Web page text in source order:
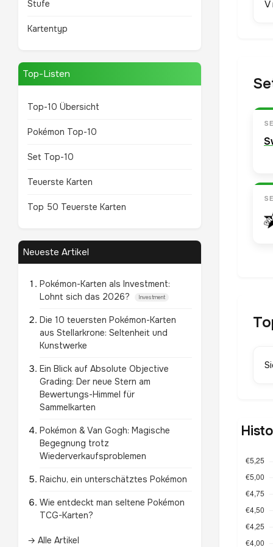
Stufe
Kartentyp
Top-Listen
Top-10 Übersicht
Pokémon Top-10
Set Top-10
Teuerste Karten
Top 50 Teuerste Karten
Neueste Artikel
Pokémon-Karten als Investment:
Lohnt sich das 2026?
Investment
Die 10 teuersten Pokémon-Karten
aus Stellarkrone: Seltenheit und
Kunstwerke
Ein Blick auf Absolute Objective
Grading: Der neue Stern am
Bewertungs-Himmel für
Sammelkarten
Pokémon & Van Gogh: Magische
Begegnung trotz
Wiederverkaufsproblemen
Raichu, ein unterschätztes Pokémon
Wie entdeckt man seltene Pokémon
TCG-Karten?
→ Alle Artikel
V